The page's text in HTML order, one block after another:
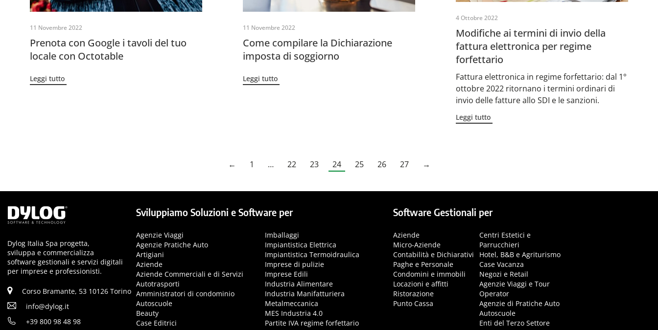
11 Novembre 2022
Prenota con Google i tavoli del tuo
locale con Octotable
Leggi tutto
11 Novembre 2022
Come compilare la Dichiarazione
imposta di soggiorno
Leggi tutto
4 Ottobre 2022
Modifiche ai termini di invio della
fattura elettronica per regime
forfettario
Fattura elettronica in regime forfettario: dal 1°
ottobre 2022 ritornano i termini ordinari di
invio delle fatture allo SDI e le sanzioni.
Leggi tutto
← 1 … 22 23 24 25 26 27 →
Dylog Italia Spa progetta,
sviluppa e commercializza
software gestionali e servizi digitali
per imprese e professionisti.
Corso Bramante, 53 10126 Torino
info@dylog.it
+39 800 98 48 98
Sviluppiamo Soluzioni e Software per
Agenzie Viaggi
Agenzie Pratiche Auto
Artigiani
Aziende
Aziende Commerciali e di Servizi
Autotrasporti
Amministratori di condominio
Autoscuole
Beauty
Case Editrici
Imballaggi
Impiantistica Elettrica
Impiantistica Termoidraulica
Imprese di pulizie
Imprese Edili
Industria Alimentare
Industria Manifatturiera
Metalmeccanica
MES Industria 4.0
Partite IVA regime forfettario
Software Gestionali per
Aziende
Micro-Aziende
Contabilità e Dichiarativi
Paghe e Personale
Condomini e immobili
Locazioni e affitti
Ristorazione
Punto Cassa
Centri Estetici e
Parrucchieri
Hotel, B&B e Agriturismo
Case Vacanza
Negozi e Retail
Agenzie Viaggi e Tour
Operator
Agenzie di Pratiche Auto
Autoscuole
Enti del Terzo Settore